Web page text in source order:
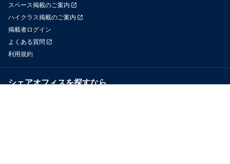
スペース掲載のご案内
ハイクラス掲載のご案内
掲載者ログイン
よくある質問
利用規約
シェアオフィスを探すなら